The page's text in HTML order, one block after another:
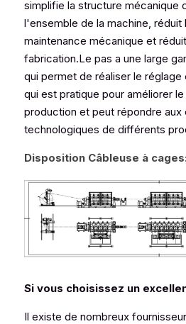
simplifie la structure mécanique
l'ensemble de la machine, réduit
maintenance mécanique et
fabrication.Le pas a une large
qui permet de réaliser le réglage
qui est pratique pour améliorer
production et peut répondre aux
technologiques de différents
Disposition Câbleuse à cages:
Si vous choisissez un
Il existe de nombreux